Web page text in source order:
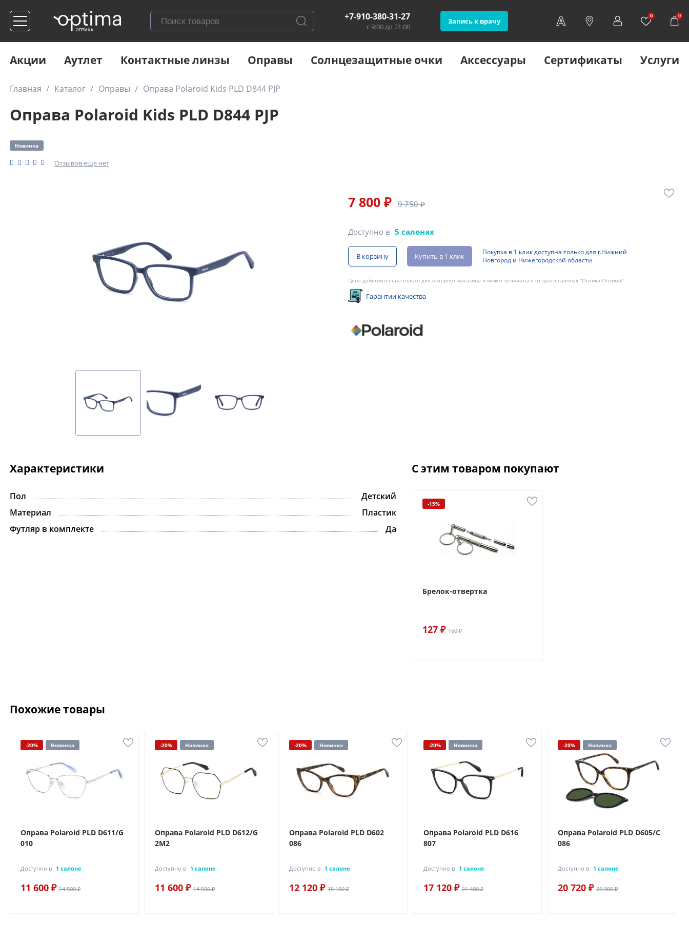
+7-910-380-31-27
с 9:00 до 21:00
Запись к врачу
0 0
Акции Аутлет Контактные линзы Оправы Солнцезащитные очки Аксессуары Сертификаты Услуги
Главная Каталог Оправы Оправа Polaroid Kids PLD D844 PJP
Оправа Polaroid Kids PLD D844 PJP
Новинка
Отзывов еще нет
7 800 ₽ 9 750 ₽
Доступно в 5 салонах
В корзину Купить в 1 клик
Покупка в 1 клик доступна только для г.Нижний
Новгород и Нижегородской области
Цена действительна только для интернет-магазина и может отличаться от цен в салонах "Оптика Оптима"
Гарантии качества
Характеристики
Пол
Детский
Материал
Пластик
Футляр в комплекте
Да
С этим товаром покупают
-15%
Брелок-отвертка
127 ₽ 150 ₽
Похожие товары
-20% Новинка
Оправа Polaroid PLD D611/G
010
Доступно в 1 салоне
11 600 ₽ 14 500 ₽
-20% Новинка
Оправа Polaroid PLD D612/G
2M2
Доступно в 1 салоне
11 600 ₽ 14 500 ₽
-20% Новинка
Оправа Polaroid PLD D602
086
Доступно в 1 салоне
12 120 ₽ 15 150 ₽
-20% Новинка
Оправа Polaroid PLD D616
807
Доступно в 1 салоне
17 120 ₽ 21 400 ₽
-20% Новинка
Оправа Polaroid PLD D605/C
086
Доступно в 1 салоне
20 720 ₽ 25 900 ₽